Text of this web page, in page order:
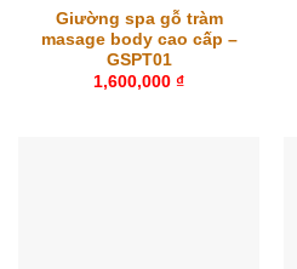
Giường spa gỗ tràm
masage body cao cấp –
GSPT01
1,600,000 ₫